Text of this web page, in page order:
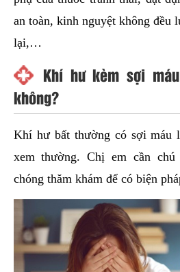
an toàn, kinh nguyệt không đều
lại,…
Khí hư kèm sợi
không?
Khí hư bất thường có sợi máu
xem thường. Chị em cần
chóng thăm khám để có biện